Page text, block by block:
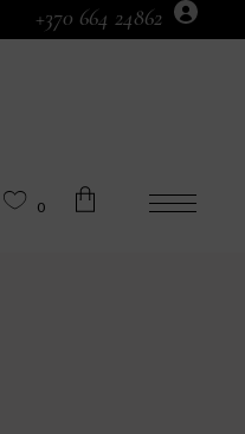
+370 664 24862
0